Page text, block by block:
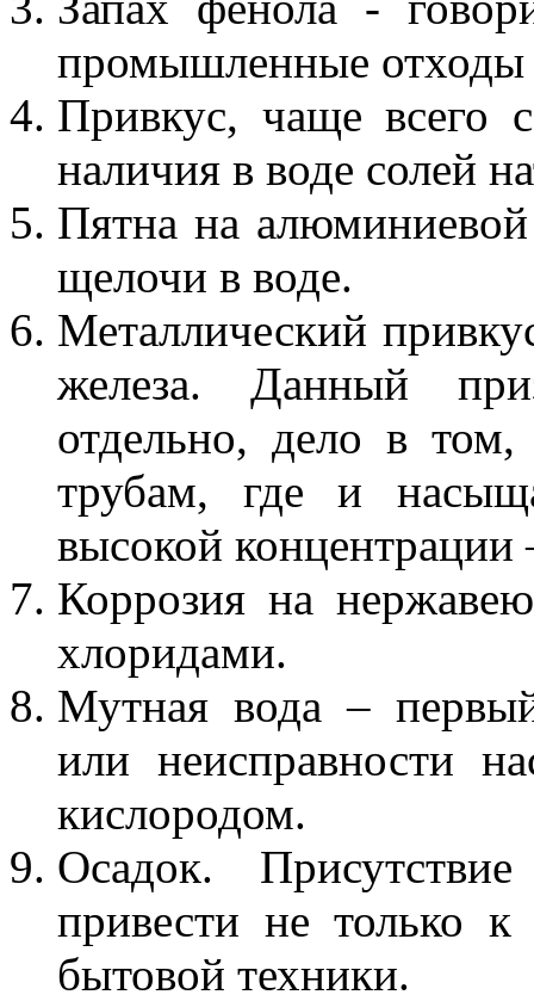
промышленные отходы
Привкус, чаще всего
наличия в воде солей
Пятна на
щелочи в воде.
Металлический
железа. Данный
отдельно, дело в
трубам, где и
высокой концентрации
Коррозия на
хлоридами.
Мутная вода –
или неисправности
кислородом.
Осадок.
привести не только
бытовой техники.